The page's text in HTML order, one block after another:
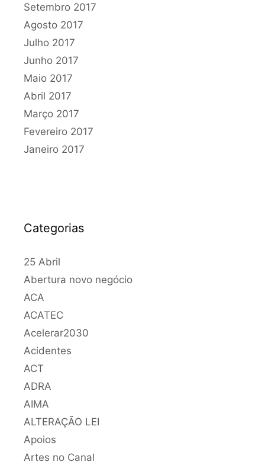
Setembro 2017
Agosto 2017
Julho 2017
Junho 2017
Maio 2017
Abril 2017
Março 2017
Fevereiro 2017
Janeiro 2017
Categorias
25 Abril
Abertura novo negócio
ACA
ACATEC
Acelerar2030
Acidentes
ACT
ADRA
AIMA
ALTERAÇÃO LEI
Apoios
Artes no Canal